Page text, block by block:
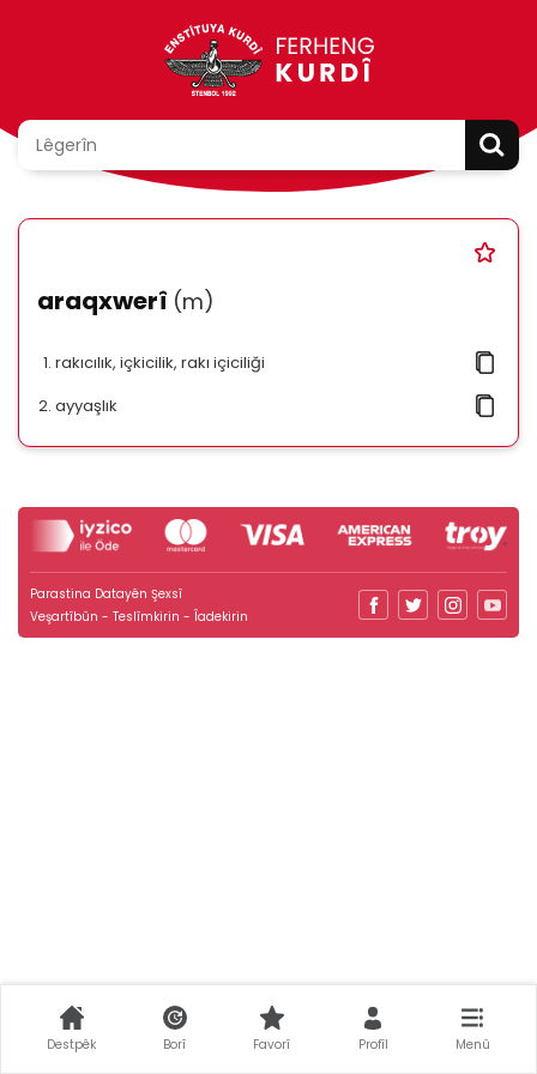
araqxwerî (m)
rakıcılık, içkicilik, rakı içiciliği
ayyaşlık
Parastina Datayên Şexsî
Veşartîbûn - Teslîmkirin - Îadekirin
Destpêk Borî Favorî Profîl Menû